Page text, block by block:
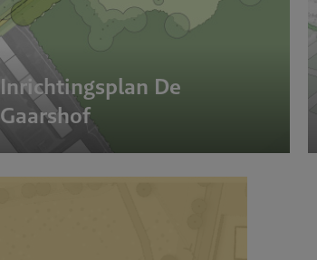
Inrichtingsplan De
Gaarshof